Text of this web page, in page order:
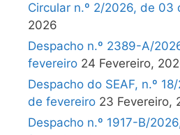
Circular n.º 2/2026, de 03
2026
Despacho n.º 2389-A/
fevereiro 24 Fevereiro,
Despacho do SEAF, n.º
de fevereiro 23 Fevereiro,
Despacho n.º 1917-B/